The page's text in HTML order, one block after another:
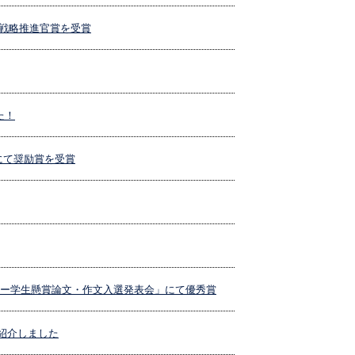
略推進官賞を受賞
奨励賞を受賞
学生懸賞論文・作文入選発表会」にて優秀賞
介しました